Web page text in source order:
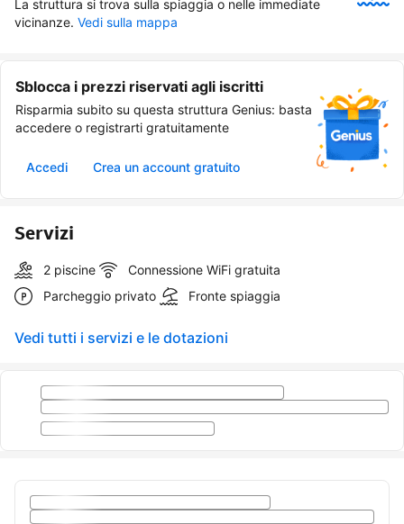
La struttura si trova sulla spiaggia o nelle immediate
vicinanze. Vedi sulla mappa
Sblocca i prezzi riservati agli iscritti
Risparmia subito su questa struttura Genius: basta
accedere o registrarti gratuitamente
Accedi Crea un account gratuito
Servizi
2 piscine
Connessione WiFi gratuita
Parcheggio privato
Fronte spiaggia
Vedi tutti i servizi e le dotazioni